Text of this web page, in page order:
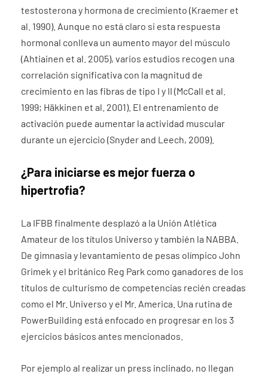
testosterona y hormona de crecimiento (Kraemer et
al. 1990). Aunque no está claro si esta respuesta
hormonal conlleva un aumento mayor del músculo
(Ahtiainen et al. 2005), varios estudios recogen una
correlación significativa con la magnitud de
crecimiento en las fibras de tipo I y II (McCall et al.
1999; Häkkinen et al. 2001). El entrenamiento de
activación puede aumentar la actividad muscular
durante un ejercicio (Snyder and Leech, 2009).
¿Para iniciarse es mejor fuerza o
hipertrofia?
La IFBB finalmente desplazó a la Unión Atlética
Amateur de los títulos Universo y también la NABBA.
De gimnasia y levantamiento de pesas olímpico John
Grimek y el británico Reg Park como ganadores de los
títulos de culturismo de competencias recién creadas
como el Mr. Universo y el Mr. America. Una rutina de
PowerBuilding está enfocado en progresar en los 3
ejercicios básicos antes mencionados.
Por ejemplo al realizar un press inclinado, no llegan